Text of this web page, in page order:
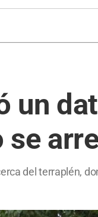
un
se
del terraplén,